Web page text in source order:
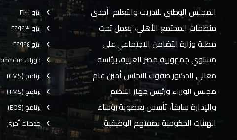
المجلس الوطني للتدريب والتعليم أحدي
منظمات المجتمع الأهلي، يعمل تحت
مظلة وزارة التضامن الاجتماعي على
مستوي جمهورية مصر العربية، برئاسة
معالي الدكتور صفوت النحاس أمين عام
مجلس الوزراء ورئيس جهاز التنظيم
والإدارة سابقاً، تأسس بعضوية رؤساء
الهيئات الحكومية بصفتهم الوظيفية
ايزو ٢١٠٠١
ايزو ٢٩٩٩٣
ايزو ٢٩٩٩٤
دورات مخططة
برنامج (CMS)
برنامج (TMS)
برنامج (EOS)
خدمات أخرى